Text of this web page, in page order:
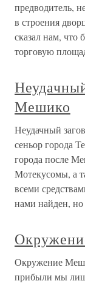
предводитель,
в строения
сказал нам, что
торговую
Мешико
Неудачный
сеньор города
города после
Мотекусомы, а
всеми
нами найден, но
Окружение
прибыли мы